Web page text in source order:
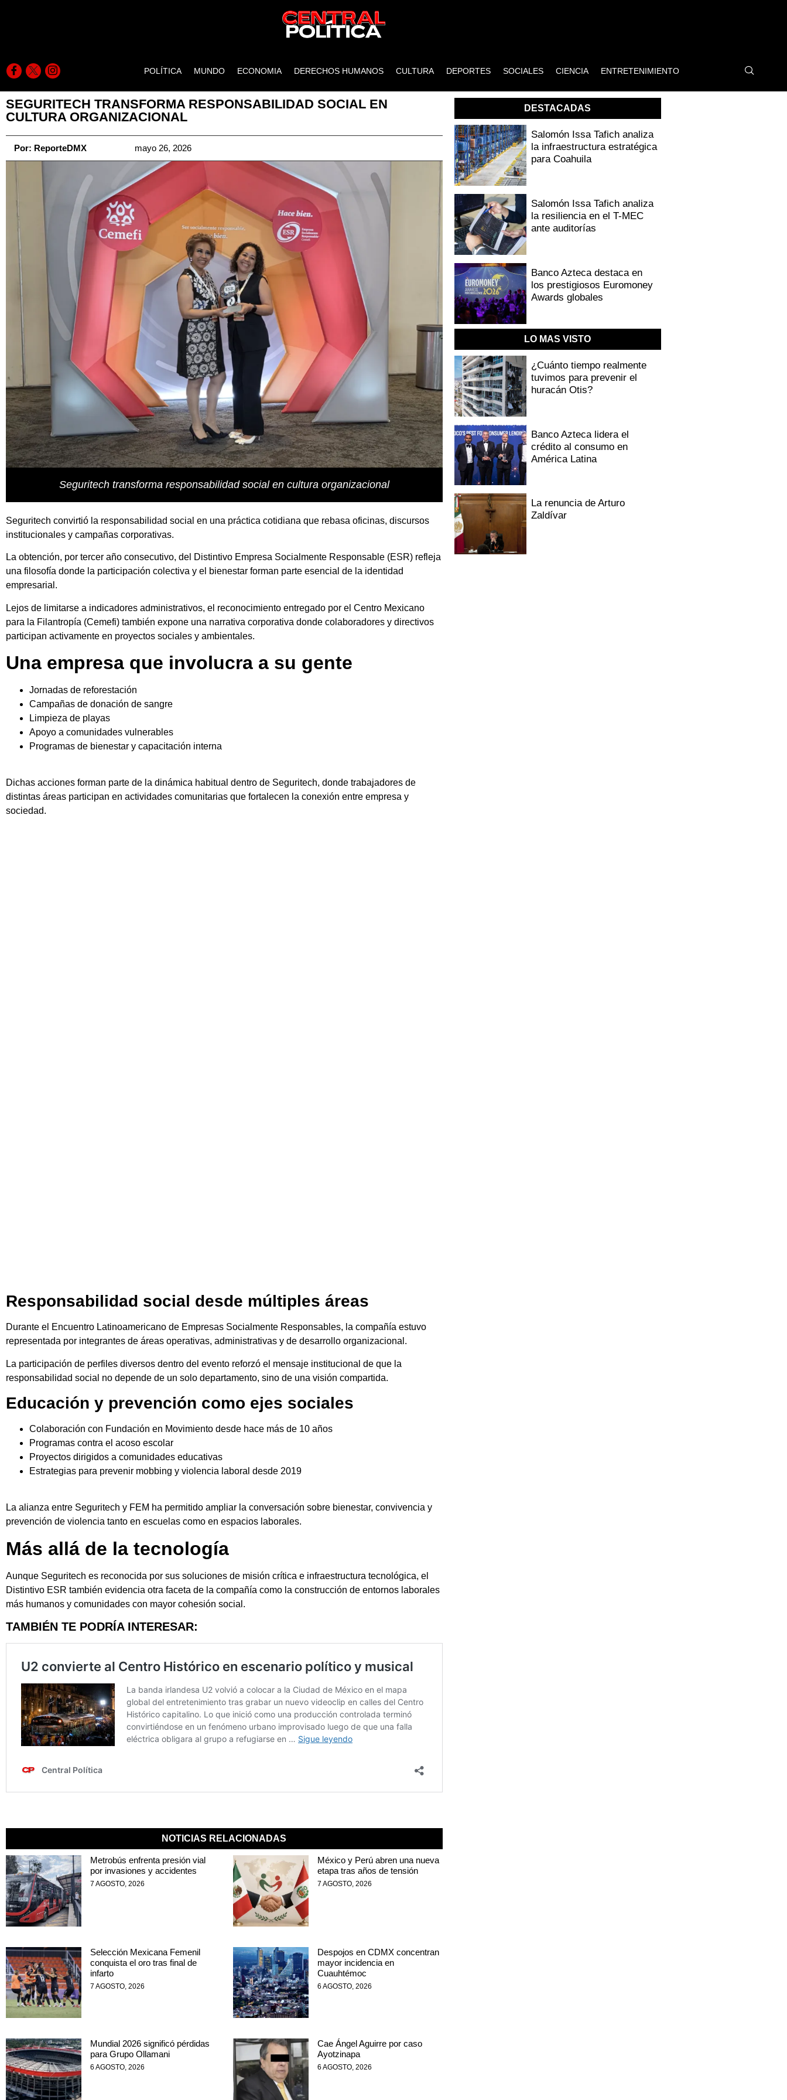
POLÍTICA MUNDO ECONOMIA DERECHOS HUMANOS CULTURA DEPORTES SOCIALES CIENCIA ENTRETENIMIENTO
SEGURITECH TRANSFORMA RESPONSABILIDAD SOCIAL EN
CULTURA ORGANIZACIONAL
Por: ReporteDMX mayo 26, 2026
Seguritech transforma responsabilidad social en cultura organizacional
Seguritech convirtió la responsabilidad social en una práctica cotidiana que rebasa oficinas, discursos
institucionales y campañas corporativas.
La obtención, por tercer año consecutivo, del Distintivo Empresa Socialmente Responsable (ESR) refleja
una filosofía donde la participación colectiva y el bienestar forman parte esencial de la identidad
empresarial.
Lejos de limitarse a indicadores administrativos, el reconocimiento entregado por el Centro Mexicano
para la Filantropía (Cemefi) también expone una narrativa corporativa donde colaboradores y directivos
participan activamente en proyectos sociales y ambientales.
Una empresa que involucra a su gente
Jornadas de reforestación
Campañas de donación de sangre
Limpieza de playas
Apoyo a comunidades vulnerables
Programas de bienestar y capacitación interna
Dichas acciones forman parte de la dinámica habitual dentro de Seguritech, donde trabajadores de
distintas áreas participan en actividades comunitarias que fortalecen la conexión entre empresa y
sociedad.
Responsabilidad social desde múltiples áreas
Durante el Encuentro Latinoamericano de Empresas Socialmente Responsables, la compañía estuvo
representada por integrantes de áreas operativas, administrativas y de desarrollo organizacional.
La participación de perfiles diversos dentro del evento reforzó el mensaje institucional de que la
responsabilidad social no depende de un solo departamento, sino de una visión compartida.
Educación y prevención como ejes sociales
Colaboración con Fundación en Movimiento desde hace más de 10 años
Programas contra el acoso escolar
Proyectos dirigidos a comunidades educativas
Estrategias para prevenir mobbing y violencia laboral desde 2019
La alianza entre Seguritech y FEM ha permitido ampliar la conversación sobre bienestar, convivencia y
prevención de violencia tanto en escuelas como en espacios laborales.
Más allá de la tecnología
Aunque Seguritech es reconocida por sus soluciones de misión crítica e infraestructura tecnológica, el
Distintivo ESR también evidencia otra faceta de la compañía como la construcción de entornos laborales
más humanos y comunidades con mayor cohesión social.
TAMBIÉN TE PODRÍA INTERESAR:
NOTICIAS RELACIONADAS
Metrobús enfrenta presión vial
por invasiones y accidentes
7 AGOSTO, 2026
México y Perú abren una nueva
etapa tras años de tensión
7 AGOSTO, 2026
Selección Mexicana Femenil
conquista el oro tras final de
infarto
7 AGOSTO, 2026
Despojos en CDMX concentran
mayor incidencia en
Cuauhtémoc
6 AGOSTO, 2026
Mundial 2026 significó pérdidas
para Grupo Ollamani
6 AGOSTO, 2026
Cae Ángel Aguirre por caso
Ayotzinapa
6 AGOSTO, 2026
DESTACADAS
Salomón Issa Tafich analiza
la infraestructura estratégica
para Coahuila
Salomón Issa Tafich analiza
la resiliencia en el T-MEC
ante auditorías
Banco Azteca destaca en
los prestigiosos Euromoney
Awards globales
LO MAS VISTO
¿Cuánto tiempo realmente
tuvimos para prevenir el
huracán Otis?
Banco Azteca lidera el
crédito al consumo en
América Latina
La renuncia de Arturo
Zaldívar